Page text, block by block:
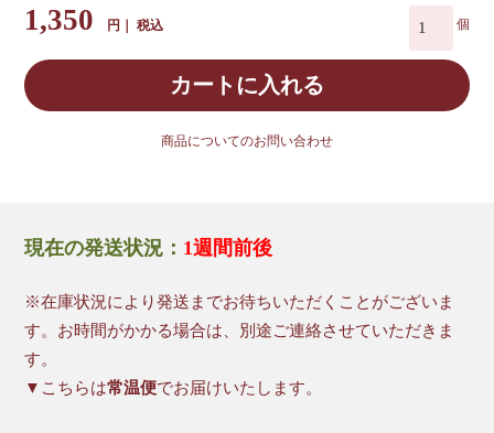
1,350 税込
カートに入れる
商品についてのお問い合わせ
現在の発送状況： 1週間前後
※在庫状況により発送までお待ちいただくことがございま
す。お時間がかかる場合は、別途ご連絡させていただきま
す。
▼こちらは常温便でお届けいたします。